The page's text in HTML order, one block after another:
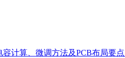
计算、微调方法及PCB布局要点